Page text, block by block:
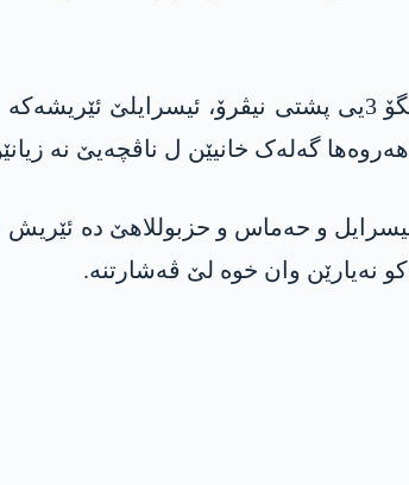
و حەماس و حزبوللاھێ دە
نەیارێن وان خوە لێ ڤەشارتنە.